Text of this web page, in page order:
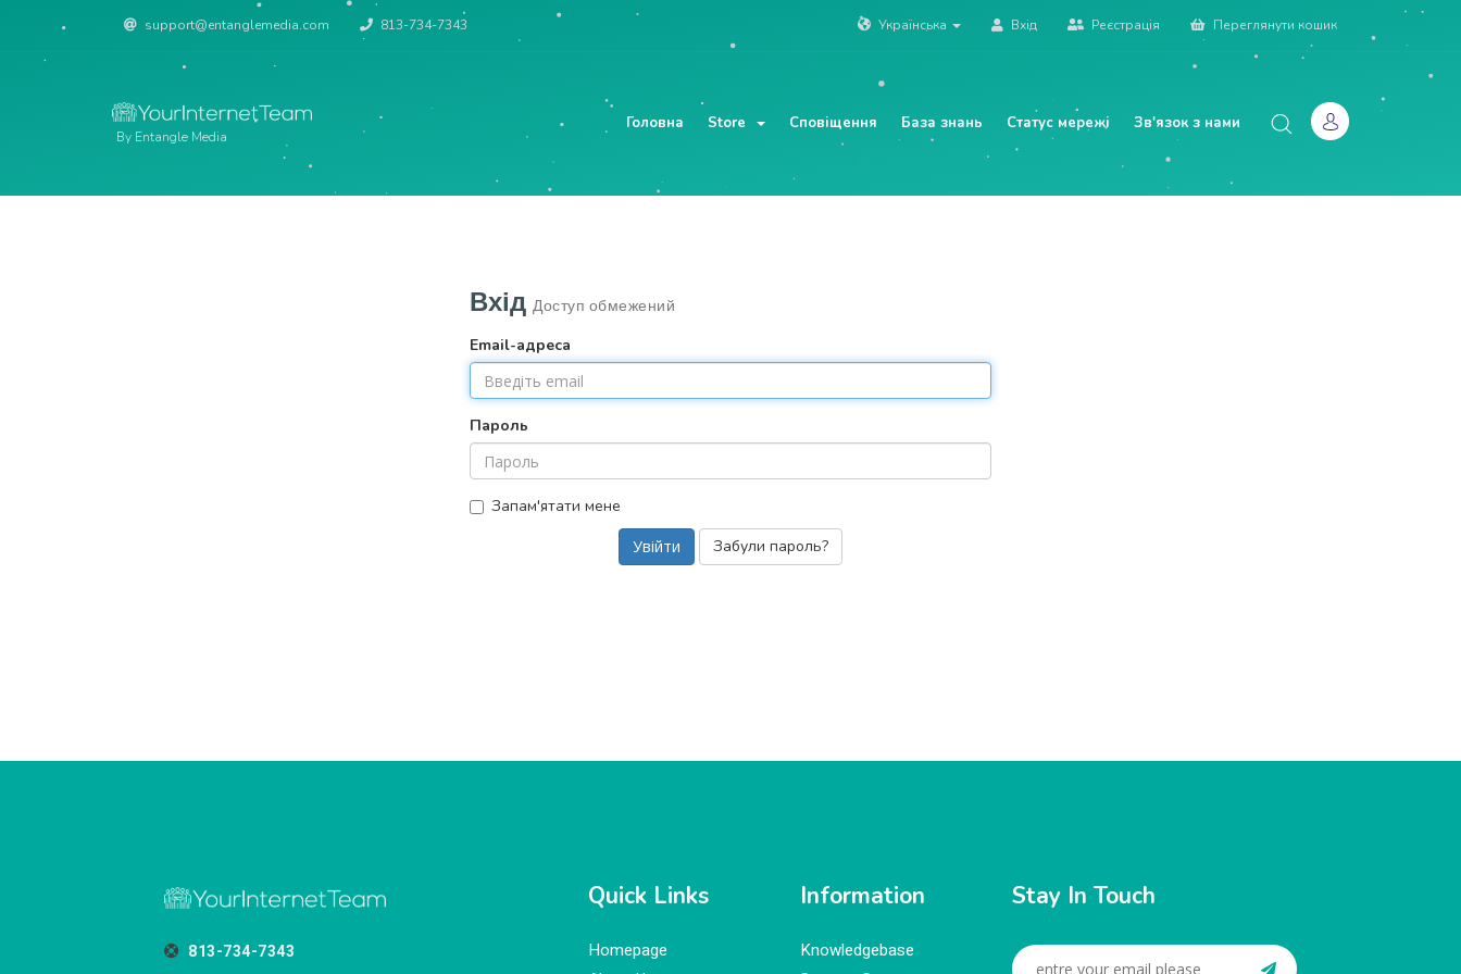
support@entanglemedia.com 813-734-7343 Українська Вхід Реєстрація Переглянути кошик
By Entangle Media
Головна Store Сповіщення База знань Статус мережі Зв'язок з нами
Вхід Доступ обмежений
Email-адреса
Пароль
Запам'ятати мене
Забули пароль?
813-734-7343
Quick Links
Homepage
Information
Knowledgebase
Stay In Touch